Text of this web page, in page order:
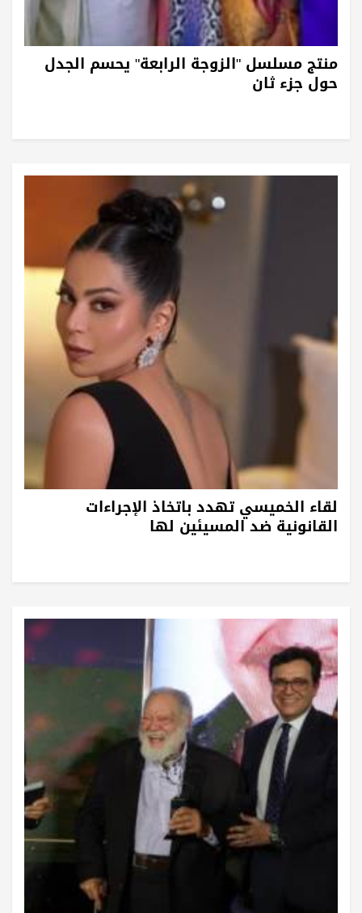
منتج مسلسل "الزوجة الرابعة" يحسم الجدل
حول جزء ثان
لقاء الخميسي تهدد باتخاذ الإجراءات
القانونية ضد المسيئين لها